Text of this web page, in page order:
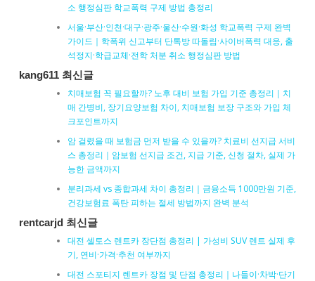
소 행정심판 학교폭력 구제 방법 총정리
서울·부산·인천·대구·광주·울산·수원·화성 학교폭력 구제 완벽
가이드｜학폭위 신고부터 단톡방 따돌림·사이버폭력 대응, 출
석정지·학급교체·전학 처분 취소 행정심판 방법
kang611 최신글
치매보험 꼭 필요할까? 노후 대비 보험 가입 기준 총정리｜치
매 간병비, 장기요양보험 차이, 치매보험 보장 구조와 가입 체
크포인트까지
암 걸렸을 때 보험금 먼저 받을 수 있을까? 치료비 선지급 서비
스 총정리｜암보험 선지급 조건, 지급 기준, 신청 절차, 실제 가
능한 금액까지
분리과세 vs 종합과세 차이 총정리｜금융소득 1000만원 기준,
건강보험료 폭탄 피하는 절세 방법까지 완벽 분석
rentcarjd 최신글
대전 셀토스 렌트카 장단점 총정리 | 가성비 SUV 렌트 실제 후
기, 연비·가격·추천 여부까지
대전 스포티지 렌트카 장점 및 단점 총정리｜나들이·차박·단기